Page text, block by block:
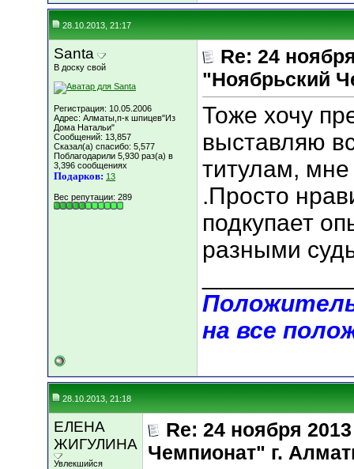
28.10.2013, 21:17
Santa
В доску свой
Регистрация: 10.05.2006
Адрес: Алматы,п-к шпицев"Из
Дома Натальи"
Сообщений: 13,857
Сказал(а) спасибо: 5,577
Поблагодарили 5,930 раз(а) в
3,396 сообщениях
Подарков: 13
Вес репутации: 289
Re: 24
"Ноябрьский
Тоже хочу
выставляю
титулам,
.Просто
подкупает
разными
на все
28.10.2013, 21:18
ЕЛЕНА
ЖИГУЛИНА
Увлекшийся
Re: 24 ноября
Чемпионат" г.